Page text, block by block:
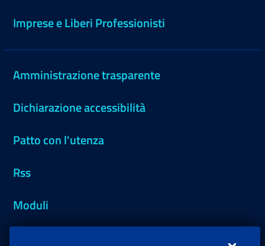
Imprese e Liberi Professionisti
Amministrazione trasparente
Dichiarazione accessibilità
Patto con l'utenza
Rss
Moduli